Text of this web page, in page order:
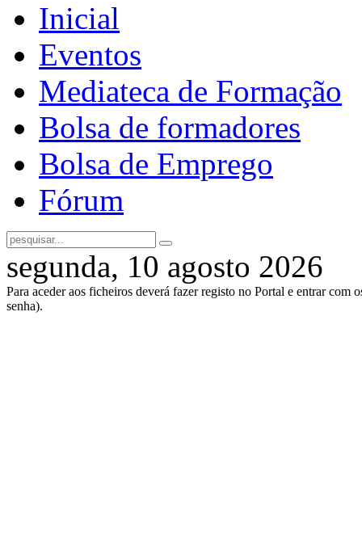
Inicial
Eventos
Mediateca de Formação
Bolsa de formadores
Bolsa de Emprego
Fórum
segunda, 10 agosto 2026
Para aceder aos ficheiros deverá fazer registo no Portal e entrar com
senha).